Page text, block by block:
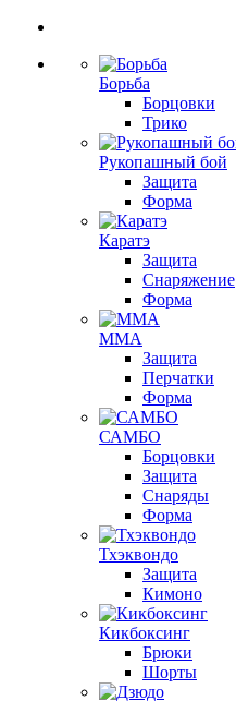
Борьба
Борцовки
Трико
Рукопашный бой
Защита
Форма
Каратэ
Защита
Снаряжение
Форма
ММА
Защита
Перчатки
Форма
САМБО
Борцовки
Защита
Снаряды
Форма
Тхэквондо
Защита
Кимоно
Кикбоксинг
Брюки
Шорты